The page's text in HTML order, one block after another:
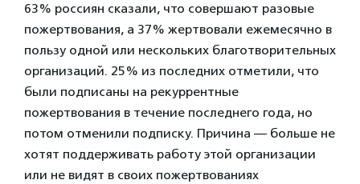
63% россиян сказали, что совершают разовые
пожертвования, а 37% жертвовали ежемесячно в
пользу одной или нескольких благотворительных
организаций. 25% из последних отметили, что
были подписаны на рекуррентные
пожертвования в течение последнего года, но
потом отменили подписку. Причина — больше не
хотят поддерживать работу этой организации
или не видят в своих пожертвованиях